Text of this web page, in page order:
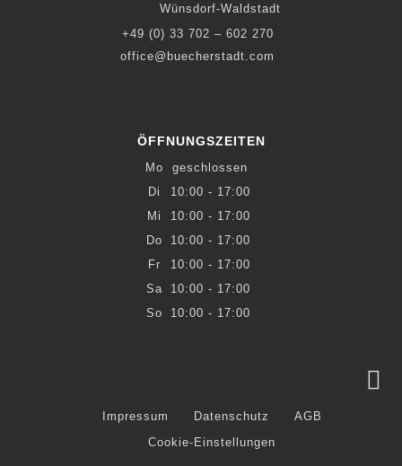
Wünsdorf-Waldstadt
+49 (0) 33 702 – 602 270
office@buecherstadt.com
ÖFFNUNGSZEITEN
Mo
geschlossen
Di
10:00 - 17:00
Mi
10:00 - 17:00
Do
10:00 - 17:00
Fr
10:00 - 17:00
Sa
10:00 - 17:00
So
10:00 - 17:00
Impressum Datenschutz
AGB
Cookie-Einstellungen